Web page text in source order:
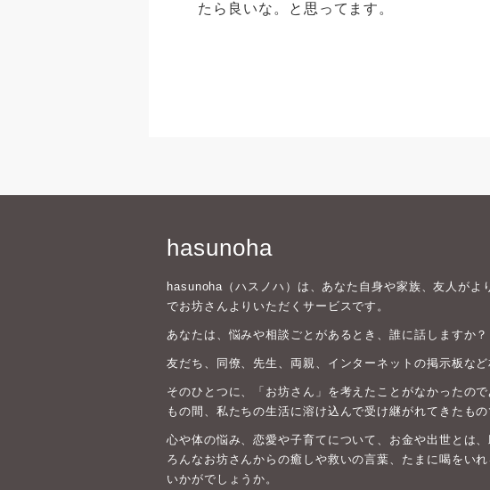
たら良いな。と思ってます。
hasunoha
hasunoha（ハスノハ）は、あなた自身や家族、友人が
でお坊さんよりいただくサービスです。
あなたは、悩みや相談ごとがあるとき、誰に話しますか？
友だち、同僚、先生、両親、インターネットの掲示板な
そのひとつに、「お坊さん」を考えたことがなかったの
もの間、私たちの生活に溶け込んで受け継がれてきたも
心や体の悩み、恋愛や子育てについて、お金や出世とは
ろんなお坊さんからの癒しや救いの言葉、たまに喝をい
いかがでしょうか。